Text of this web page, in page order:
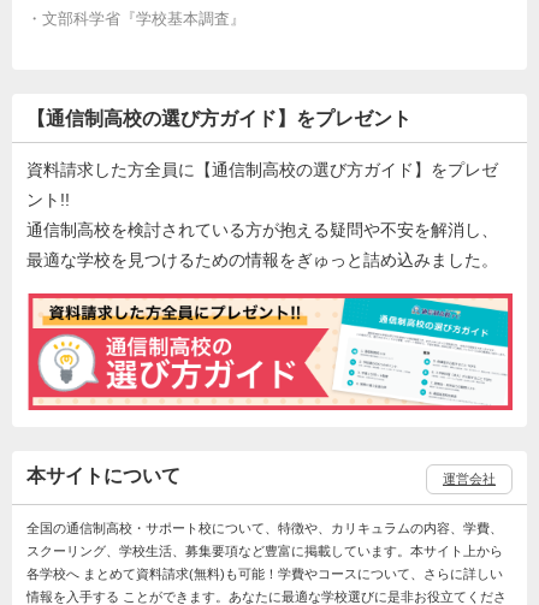
・ 文部科学省『学校基本調査』
【通信制高校の選び方ガイド】をプレゼント
資料請求した方全員に【通信制高校の選び方ガイド】をプレゼ
ント!!
通信制高校を検討されている方が抱える疑問や不安を解消し、
最適な学校を見つけるための情報をぎゅっと詰め込みました。
本サイトについて 運営会社
全国の通信制高校・サポート校について、特徴や、カリキュラムの内容、学費、
スクーリング、学校生活、募集要項など豊富に掲載しています。本サイト上から
各学校へ まとめて資料請求(無料)も可能！学費やコースについて、さらに詳しい
情報を入手する ことができます。あなたに最適な学校選びに是非お役立てくださ